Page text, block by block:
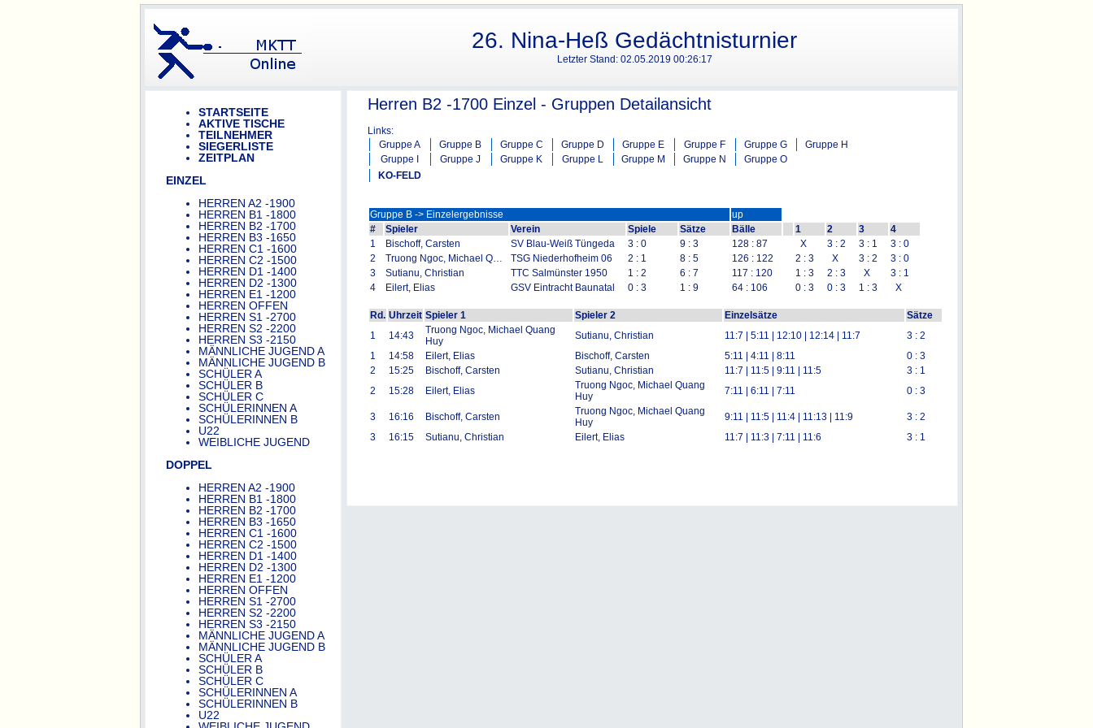
26. Nina-Heß Gedächtnisturnier
Letzter Stand: 02.05.2019 00:26:17
STARTSEITE
AKTIVE TISCHE
TEILNEHMER
SIEGERLISTE
ZEITPLAN
EINZEL
HERREN A2 -1900
HERREN B1 -1800
HERREN B2 -1700
HERREN B3 -1650
HERREN C1 -1600
HERREN C2 -1500
HERREN D1 -1400
HERREN D2 -1300
HERREN E1 -1200
HERREN OFFEN
HERREN S1 -2700
HERREN S2 -2200
HERREN S3 -2150
MÄNNLICHE JUGEND A
MÄNNLICHE JUGEND B
SCHÜLER A
SCHÜLER B
SCHÜLER C
SCHÜLERINNEN A
SCHÜLERINNEN B
U22
WEIBLICHE JUGEND
DOPPEL
HERREN A2 -1900
HERREN B1 -1800
HERREN B2 -1700
HERREN B3 -1650
HERREN C1 -1600
HERREN C2 -1500
HERREN D1 -1400
HERREN D2 -1300
HERREN E1 -1200
HERREN OFFEN
HERREN S1 -2700
HERREN S2 -2200
HERREN S3 -2150
MÄNNLICHE JUGEND A
MÄNNLICHE JUGEND B
SCHÜLER A
SCHÜLER B
SCHÜLER C
SCHÜLERINNEN A
SCHÜLERINNEN B
U22
Herren B2 -1700 Einzel - Gruppen Detailansicht
Links:
Gruppe A
Gruppe B Gruppe C Gruppe D Gruppe E Gruppe F Gruppe G
Gruppe H
Gruppe I
Gruppe J Gruppe K Gruppe L Gruppe M Gruppe N
Gruppe O
KO-FELD
Gruppe B -> Einzelergebnisse
up
#
Spieler Verein Spiele Sätze Bälle 1 2 3
4
1
Bischoff, Carsten SV Blau-Weiß Tüngeda 3 : 0 9 : 3 128 : 87 X 3 : 2 3 : 1
3 : 0
2
Truong Ngoc, Michael Quang Huy TSG Niederhofheim 06 2 : 1 8 : 5 126 : 122 2 : 3 X 3 : 2
3 : 0
3
Sutianu, Christian TTC Salmünster 1950 1 : 2 6 : 7 117 : 120 1 : 3 2 : 3 X
3 : 1
4
Eilert, Elias GSV Eintracht Baunatal 0 : 3 1 : 9 64 : 106 0 : 3 0 : 3 1 : 3 X
Rd. Uhrzeit Spieler 1 Spieler 2 Einzelsätze
Sätze
1
14:43
Truong Ngoc, Michael Quang
Huy
Sutianu, Christian 11:7 | 5:11 | 12:10 | 12:14 | 11:7
3 : 2
1
14:58 Eilert, Elias Bischoff, Carsten 5:11 | 4:11 | 8:11
0 : 3
2
15:25 Bischoff, Carsten Sutianu, Christian 11:7 | 11:5 | 9:11 | 11:5
3 : 1
2
15:28 Eilert, Elias
Truong Ngoc, Michael Quang
Huy
7:11 | 6:11 | 7:11 0 : 3
3 16:16 Bischoff, Carsten
Truong Ngoc, Michael Quang
Huy
9:11 | 11:5 | 11:4 | 11:13 | 11:9
3 : 2
3
16:15 Sutianu, Christian Eilert, Elias 11:7 | 11:3 | 7:11 | 11:6 3 : 1